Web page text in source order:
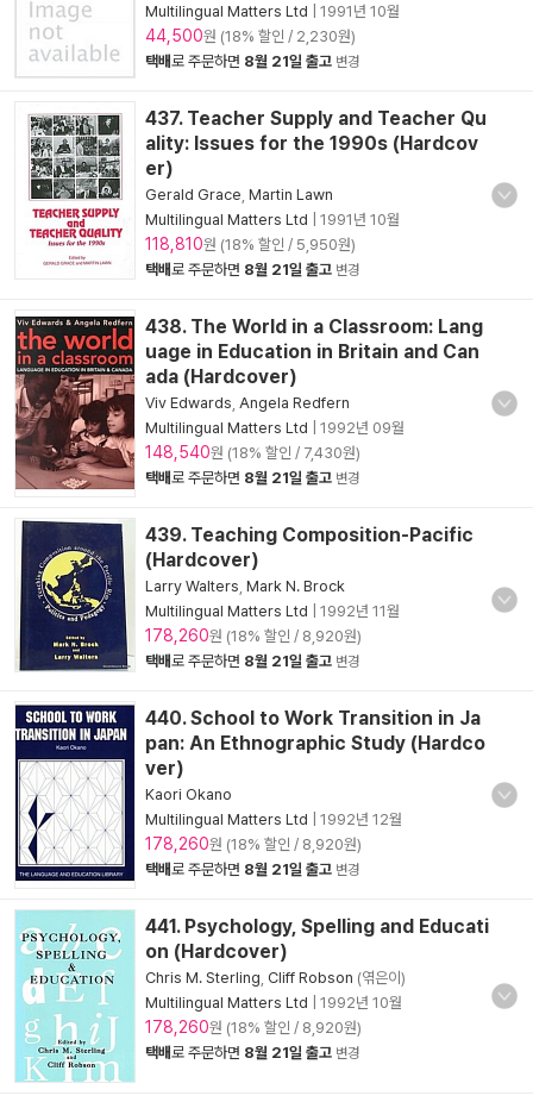
Multilingual Matters Ltd
1991년 10월
44,500원 (18% 할인 / 2,230원)
택배로 주문하면 8월 21일 출고 변경
437. Teacher Supply and Teacher Qu
ality: Issues for the 1990s (Hardcov
er)
Gerald Grace Martin Lawn
Multilingual Matters Ltd
1991년 10월
118,810원 (18% 할인 / 5,950원)
택배로 주문하면 8월 21일 출고 변경
438. The World in a Classroom: Lang
uage in Education in Britain and Can
ada (Hardcover)
Viv Edwards Angela Redfern
Multilingual Matters Ltd
1992년 09월
148,540원 (18% 할인 / 7,430원)
택배로 주문하면 8월 21일 출고 변경
439. Teaching Composition-Pacific
(Hardcover)
Larry Walters Mark N. Brock
Multilingual Matters Ltd
1992년 11월
178,260원 (18% 할인 / 8,920원)
택배로 주문하면 8월 21일 출고 변경
440. School to Work Transition in Ja
pan: An Ethnographic Study (Hardco
ver)
Kaori Okano
Multilingual Matters Ltd
1992년 12월
178,260원 (18% 할인 / 8,920원)
택배로 주문하면 8월 21일 출고 변경
441. Psychology, Spelling and Educati
on (Hardcover)
Chris M. Sterling Cliff Robson (엮은이)
Multilingual Matters Ltd
1992년 10월
178,260원 (18% 할인 / 8,920원)
택배로 주문하면 8월 21일 출고 변경